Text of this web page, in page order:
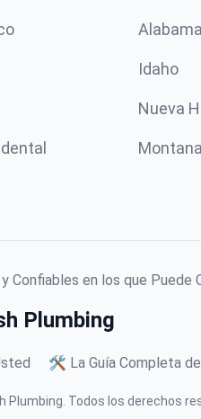
Alabama
Idaho
Nueva
Montana
Confiables en los que Puede
Plumbing
🛠️ La Guía Completa
Plumbing. Todos los derechos